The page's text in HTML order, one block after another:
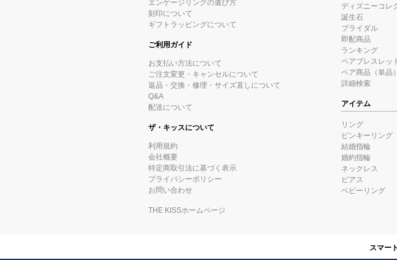
エンゲージリングの選び方
刻印について
ギフトラッピングについて
ご利用ガイド
お支払い方法について
ご注文変更・キャンセルについて
返品・交換・修理・サイズ直しについて
Q&A
配送について
ザ・キッスについて
利用規約
会社概要
特定商取引法に基づく表示
プライバシーポリシー
お問い合わせ
THE KISSホームページ
ディズニーコレ
誕生石
ブライダル
即配商品
ランキング
ペアブレスレッ
ペア商品（単品）
詳細検索
アイテム
リング
ピンキーリング
結婚指輪
婚約指輪
ネックレス
ピアス
ベビーリング
スマー